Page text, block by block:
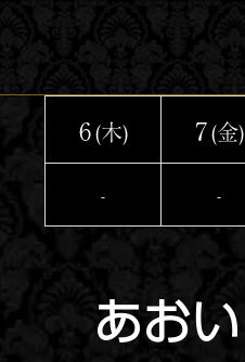
6(木) 7(金)
- -
あおい